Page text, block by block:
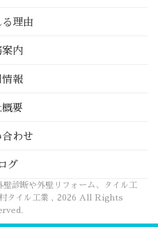
理由
案内
情報
要
わせ
グ
診断や外壁リフォーム、タイル工
村タイル工業 , 2026 All Rights